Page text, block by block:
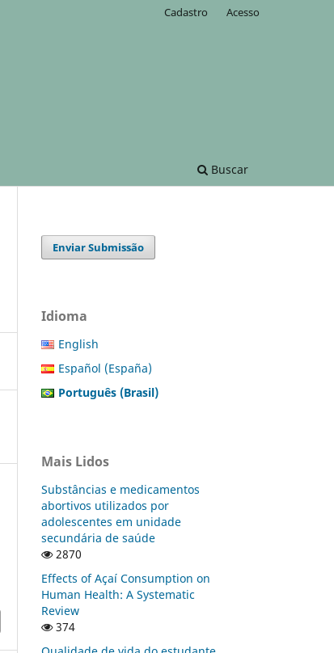
Buscar
Cadastro Acesso
Enviar Submissão
Idioma
English
Español (España)
Português (Brasil)
Mais Lidos
Substâncias e medicamentos
abortivos utilizados por
adolescentes em unidade
secundária de saúde
2870
Effects of Açaí Consumption on
Human Health: A Systematic
Review
374